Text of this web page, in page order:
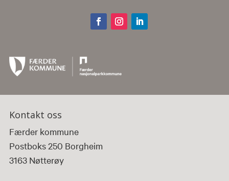
Kontakt oss
Færder kommune
Postboks 250 Borgheim
3163 Nøtterøy